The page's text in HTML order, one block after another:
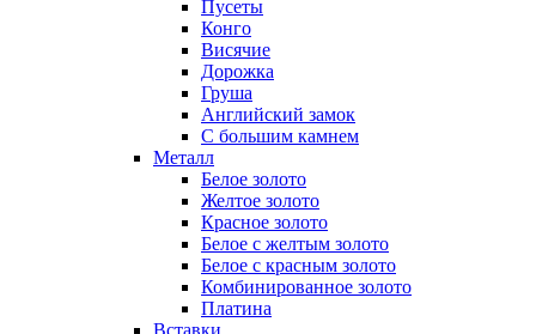
Пусеты
Конго
Висячие
Дорожка
Груша
Английский замок
С большим камнем
Металл
Белое золото
Желтое золото
Красное золото
Белое с желтым золото
Белое с красным золото
Комбинированное золото
Платина
Вставки